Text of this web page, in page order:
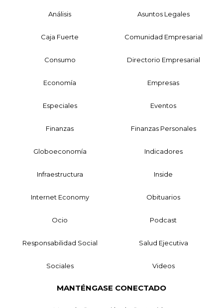
Análisis Asuntos Legales
Caja Fuerte Comunidad Empresarial
Consumo Directorio Empresarial
Economía Empresas
Especiales Eventos
Finanzas Finanzas Personales
Globoeconomía Indicadores
Infraestructura Inside
Internet Economy Obituarios
Ocio Podcast
Responsabilidad Social Salud Ejecutiva
Sociales Videos
MANTÉNGASE CONECTADO